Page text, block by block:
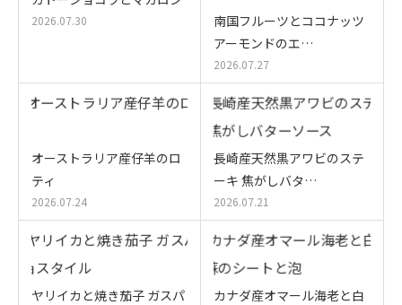
2026.07.30
南国フルーツとココナッツ
アーモンドのエ…
2026.07.27
オーストラリア産仔羊のロ
ティ
2026.07.24
長崎産天然黒アワビのステ
ーキ 焦がしバタ…
2026.07.21
ヤリイカと焼き茄子 ガスパ
カナダ産オマール海老と白